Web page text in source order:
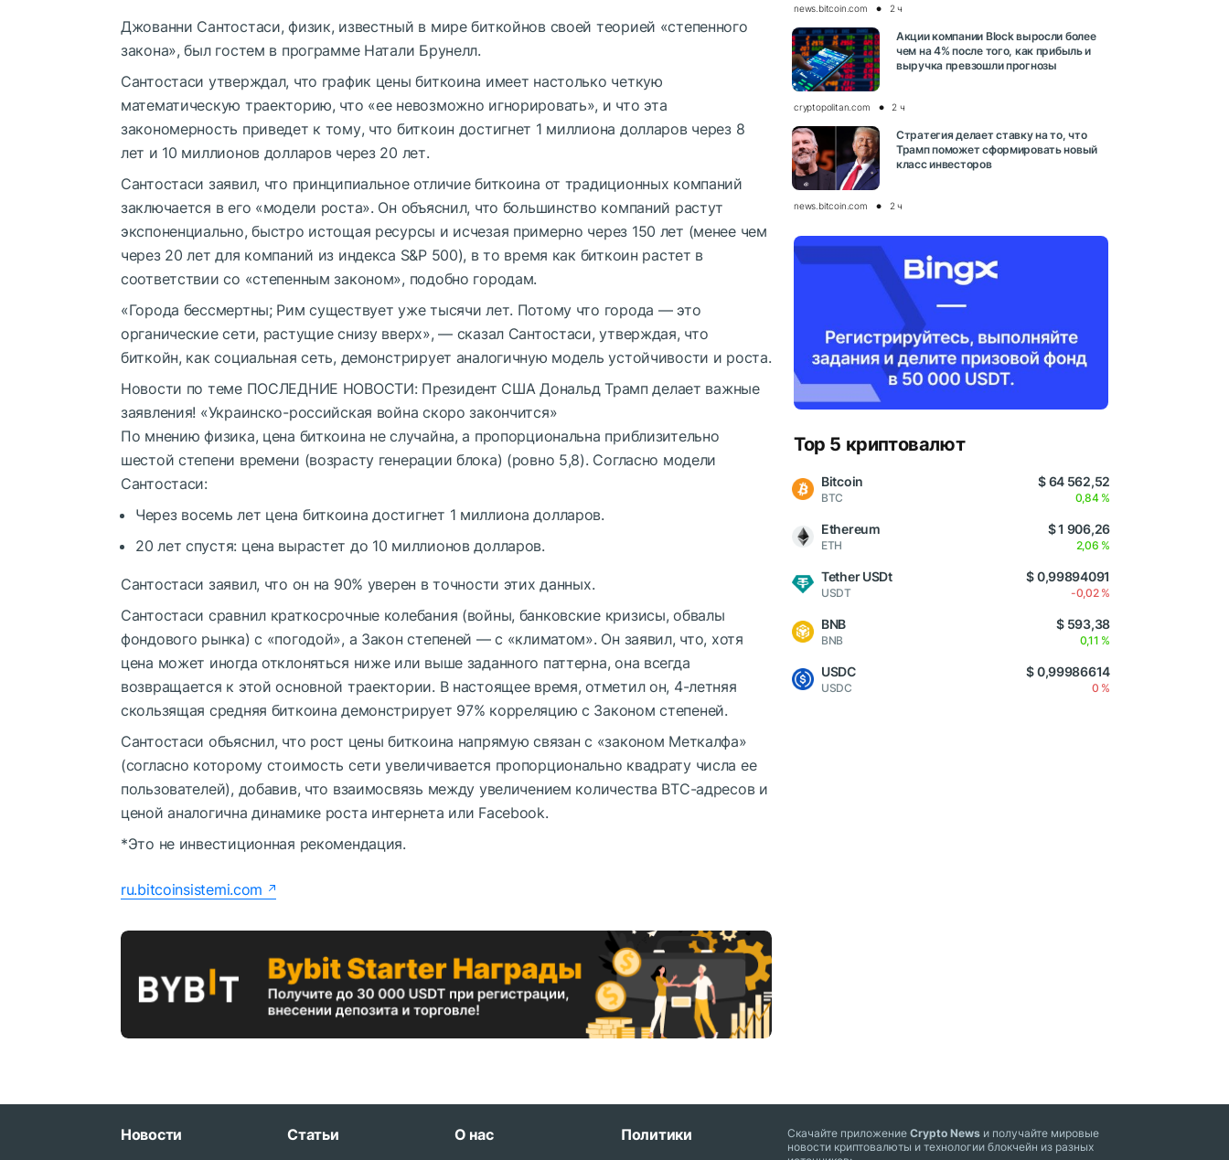
Джованни Сантостаси, физик, известный в мире биткойнов своей теорией «степенного
закона», был гостем в программе Натали Брунелл.
Сантостаси утверждал, что график цены биткоина имеет настолько четкую
математическую траекторию, что «ее невозможно игнорировать», и что эта
закономерность приведет к тому, что биткоин достигнет 1 миллиона долларов через 8
лет и 10 миллионов долларов через 20 лет.
Сантостаси заявил, что принципиальное отличие биткоина от традиционных компаний
заключается в его «модели роста». Он объяснил, что большинство компаний растут
экспоненциально, быстро истощая ресурсы и исчезая примерно через 150 лет (менее чем
через 20 лет для компаний из индекса S&P 500), в то время как биткоин растет в
соответствии со «степенным законом», подобно городам.
«Города бессмертны; Рим существует уже тысячи лет. Потому что города — это
органические сети, растущие снизу вверх», — сказал Сантостаси, утверждая, что
биткойн, как социальная сеть, демонстрирует аналогичную модель устойчивости и роста.
Новости по теме ПОСЛЕДНИЕ НОВОСТИ: Президент США Дональд Трамп делает важные
заявления! «Украинско-российская война скоро закончится»
По мнению физика, цена биткоина не случайна, а пропорциональна приблизительно
шестой степени времени (возрасту генерации блока) (ровно 5,8). Согласно модели
Сантостаси:
Через восемь лет цена биткоина достигнет 1 миллиона долларов.
20 лет спустя: цена вырастет до 10 миллионов долларов.
Сантостаси заявил, что он на 90% уверен в точности этих данных.
Сантостаси сравнил краткосрочные колебания (войны, банковские кризисы, обвалы
фондового рынка) с «погодой», а Закон степеней — с «климатом». Он заявил, что, хотя
цена может иногда отклоняться ниже или выше заданного паттерна, она всегда
возвращается к этой основной траектории. В настоящее время, отметил он, 4-летняя
скользящая средняя биткоина демонстрирует 97% корреляцию с Законом степеней.
Сантостаси объяснил, что рост цены биткоина напрямую связан с «законом Меткалфа»
(согласно которому стоимость сети увеличивается пропорционально квадрату числа ее
пользователей), добавив, что взаимосвязь между увеличением количества BTC-адресов и
ценой аналогична динамике роста интернета или Facebook.
*Это не инвестиционная рекомендация.
ru.bitcoinsistemi.com
news.bitcoin.com 2 ч
Акции компании Block выросли более
чем на 4% после того, как прибыль и
выручка превзошли прогнозы
cryptopolitan.com 2 ч
Стратегия делает ставку на то, что
Трамп поможет сформировать новый
класс инвесторов
news.bitcoin.com 2 ч
Top 5 криптовалют
Bitcoin
BTC
$ 64 562,52
0,84 %
Ethereum
ETH
$ 1 906,26
2,06 %
Tether USDt
USDT
$ 0,99894091
-0,02 %
BNB
BNB
$ 593,38
0,11 %
USDC
USDC
$ 0,99986614
0 %
Новости Статьи О нас Политики Скачайте приложениеCrypto News и получайте мировые
новости криптовалюты и технологии блокчейн из разных